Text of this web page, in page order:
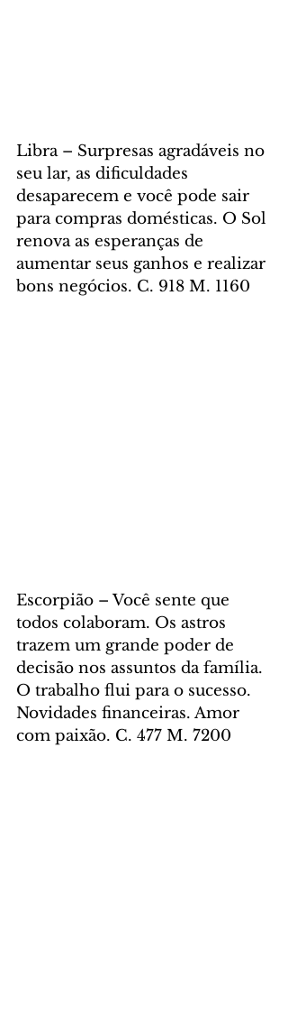
Libra – Surpresas agradáveis no
seu lar, as dificuldades
desaparecem e você pode sair
para compras domésticas. O Sol
renova as esperanças de
aumentar seus ganhos e realizar
bons negócios. C. 918 M. 1160
Escorpião – Você sente que
todos colaboram. Os astros
trazem um grande poder de
decisão nos assuntos da família.
O trabalho flui para o sucesso.
Novidades financeiras. Amor
com paixão. C. 477 M. 7200